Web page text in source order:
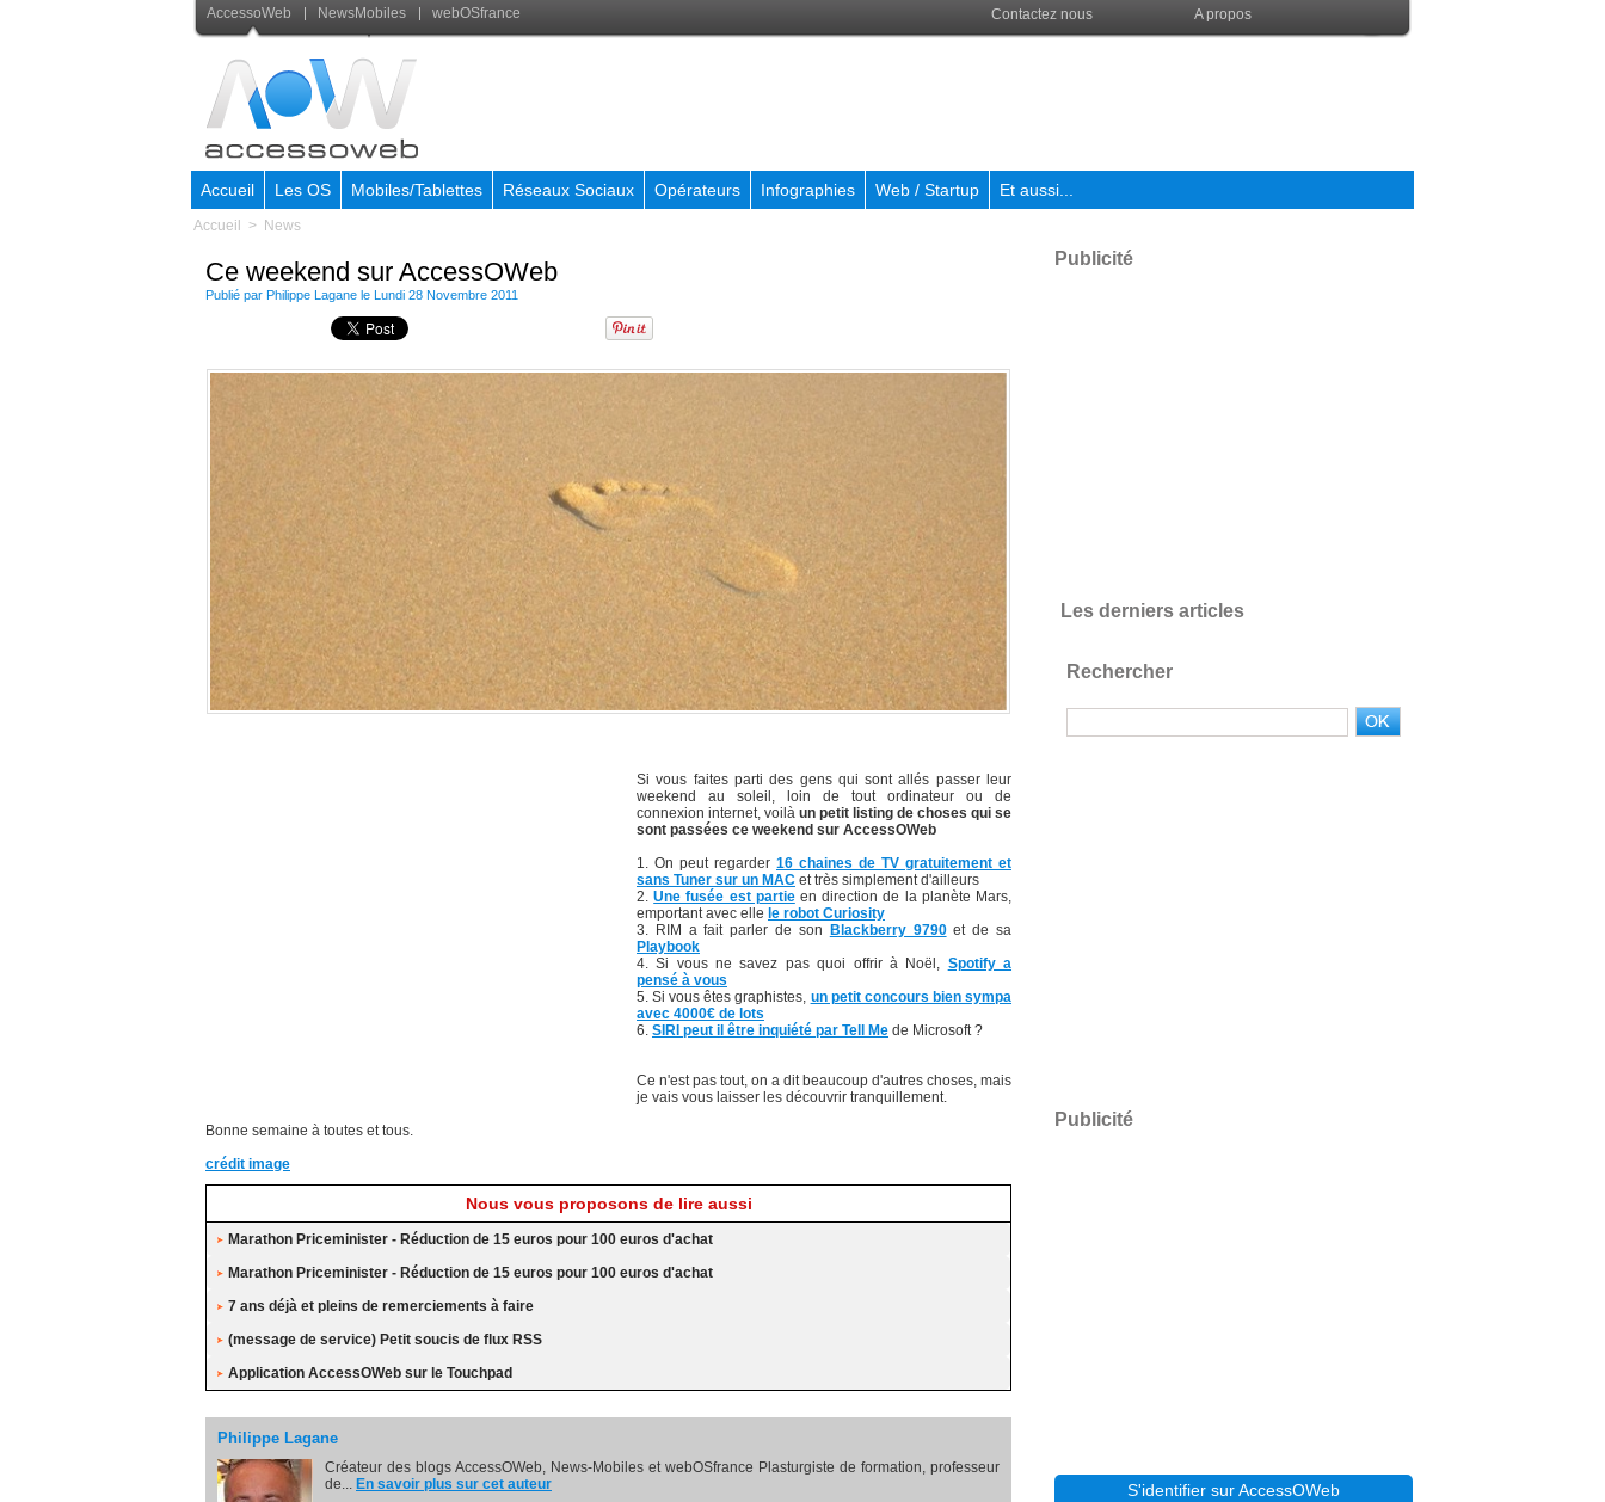
AccessoWeb NewsMobiles webOSfrance Contactez nous A propos
Accueil Les OS Mobiles/Tablettes Réseaux Sociaux Opérateurs Infographies Web / Startup Et aussi...
Accueil > News
Ce weekend sur AccessOWeb
Publié par Philippe Lagane le Lundi 28 Novembre 2011
Si vous faites parti des gens qui sont allés passer leur
weekend au soleil, loin de tout ordinateur ou de
connexion internet, voilà un petit listing de choses qui se
sont passées ce weekend sur AccessOWeb
On peut regarder 16 chaines de TV gratuitement et
sans Tuner sur un MAC et très simplement d'ailleurs
Une fusée est partieen direction de la planète Mars,
emportant avec elle le robot Curiosity
RIM a fait parler de son
Blackberry 9790et de sa
Playbook
Si vous ne savez pas quoi offrir à Noël, Spotify a
pensé à vous
Si vous êtes graphistes, un petit concours bien sympa
avec 4000€ de lots
SIRI peut il être inquiété par Tell Me de Microsoft ?
Ce n'est pas tout, on a dit beaucoup d'autres choses, mais
je vais vous laisser les découvrir tranquillement.
Bonne semaine à toutes et tous.
crédit image
Nous vous proposons de lire aussi
Marathon Priceminister - Réduction de 15 euros pour 100 euros d'achat
Marathon Priceminister - Réduction de 15 euros pour 100 euros d'achat
7 ans déjà et pleins de remerciements à faire
(message de service) Petit soucis de flux RSS
Application AccessOWeb sur le Touchpad
Philippe Lagane
Créateur des blogs AccessOWeb, News-Mobiles et webOSfrance Plasturgiste de formation, professeur
de... En savoir plus sur cet auteur
Publicité
Les derniers articles
Rechercher
Publicité
S'identifier sur AccessOWeb